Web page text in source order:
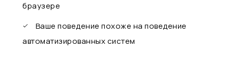
браузере
Ваше поведение похоже на поведение
автоматизированных систем